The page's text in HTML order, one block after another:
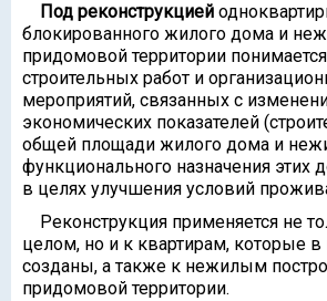
Под реконструкцией
блокированного жилого дома и
придомовой территории
строительных работ и
мероприятий, связанных с
экономических показателей
общей площади жилого дома и
функционального назначения этих
в целях улучшения условий
Реконструкция применяется не
целом, но и к квартирам, которые
созданы, а также к нежилым
придомовой территории.